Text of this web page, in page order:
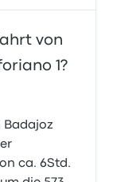
von
1?
Badajoz
ca. 6Std.